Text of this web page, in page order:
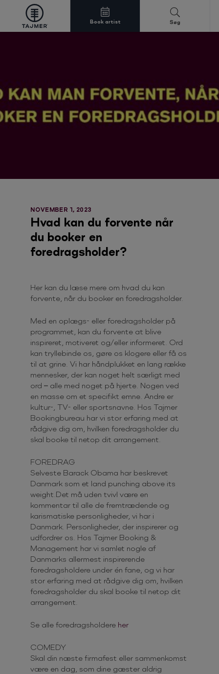
Book artist Søg
NOVEMBER 1, 2023
Hvad kan du forvente når
du booker en
foredragsholder?
Her kan du læse mere om hvad du kan
forvente, når du booker en foredragsholder.
Med en oplægs- eller foredragsholder på
programmet, kan du forvente at blive
inspireret, motiveret og/eller informeret. Ord
kan tryllebinde os, gøre os klogere eller få os
til at grine. Vi har håndplukket en lang række
mennesker, der kan noget helt særligt med
ord – alle med noget på hjerte. Nogen ved
en masse om et specifikt emne. Andre er
kultur-, TV- eller sportsnavne. Hos Tajmer
Bookingbureau har vi stor erfaring med at
rådgive dig om, hvilken foredragsholder du
skal booke til netop dit arrangement.
FOREDRAG
Selveste Barack Obama har beskrevet
Danmark som et land punching above its
weight.Det må uden tvivl være en
kommentar til alle de fremtrædende og
karismatiske personligheder, vi har i
Danmark. Personligheder, der inspirerer og
udfordrer os. Hos Tajmer Booking &
Management har vi samlet nogle af
Danmarks allermest inspirerende
foredragsholdere under én fane, og vi har
stor erfaring med at rådgive dig om, hvilken
foredragsholder du skal booke til netop dit
arrangement.
Se alle foredragsholdere her
COMEDY
Skal din næste firmafest eller sammenkomst
være en dag, som dine gæster aldrig